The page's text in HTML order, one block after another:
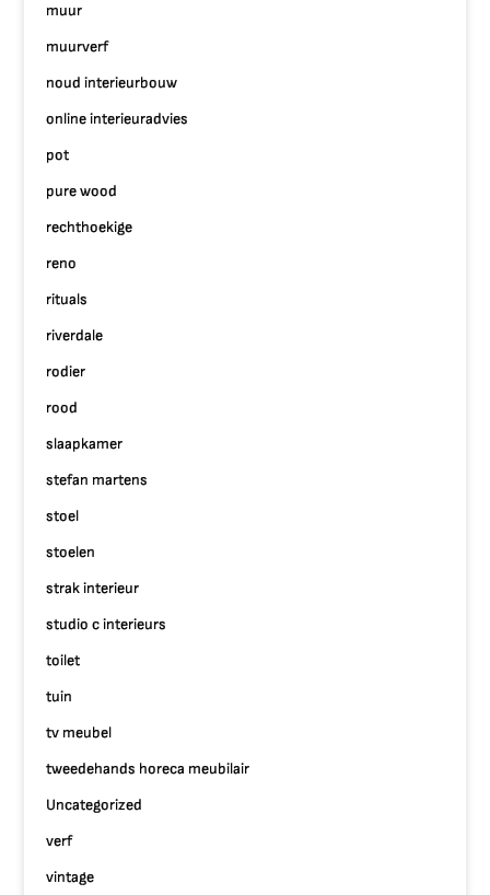
muur
muurverf
noud interieurbouw
online interieuradvies
pot
pure wood
rechthoekige
reno
rituals
riverdale
rodier
rood
slaapkamer
stefan martens
stoel
stoelen
strak interieur
studio c interieurs
toilet
tuin
tv meubel
tweedehands horeca meubilair
Uncategorized
verf
vintage